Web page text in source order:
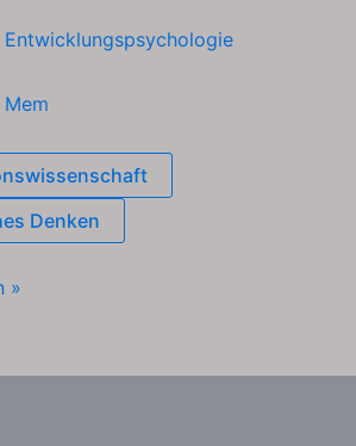
Entwicklungspsychologie
Mem
Denken
»